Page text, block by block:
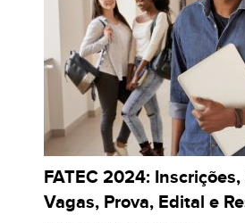
FATEC 2024:
Vagas, Prova, Edital e